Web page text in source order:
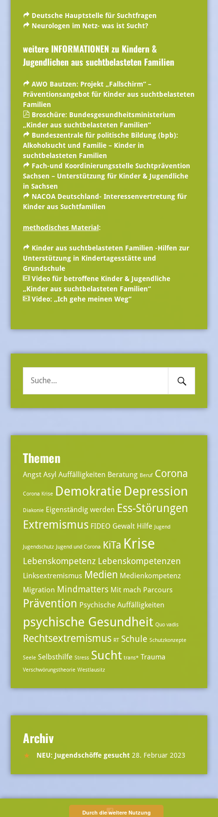
Deutsche Hauptstelle für Suchtfragen
Neurologen im Netz- was ist Sucht?
weitere INFORMATIONEN zu Kindern &
Jugendlichen aus suchtbelasteten Familien
AWO Bautzen: Projekt „Fallschirm“ –
Präventionsangebot für Kinder aus suchtbelasteten
Familien
Broschüre: Bundesgesundheitsministerium
„Kinder aus suchtbelasteten Familien“
Bundeszentrale für politische Bildung (bpb):
Alkoholsucht und Familie – Kinder in
suchtbelasteten Familien
Fach-und Koordinierungsstelle Suchtprävention
Sachsen – Unterstützung für Kinder & Jugendliche
in Sachsen
NACOA Deutschland- Interessenvertretung für
Kinder aus Suchtfamilien
methodisches Material :
Kinder aus suchtbelasteten Familien -Hilfen zur
Unterstützung in Kindertagesstätte und
Grundschule
Video für betroffene Kinder & Jugendliche
„Kinder aus suchtbelasteten Familien“
Video: „Ich gehe meinen Weg“
Suche
Search
Submit
Themen
Angst Asyl Auffälligkeiten Beratung Beruf Corona
Corona Krise Demokratie Depression
Diakonie Eigenständig werden Ess-Störungen
Extremismus FIDEO Gewalt Hilfe Jugend
Jugendschutz Jugend und Corona KiTa Krise
Lebenskompetenz Lebenskompetenzen
Linksextremismus Medien Medienkompetenz
Migration Mindmatters Mit mach Parcours
Prävention Psychische Auffälligkeiten
psychische Gesundheit Quo vadis
Rechtsextremismus RT Schule Schutzkonzepte
Seele Selbsthilfe Stress Sucht trans* Trauma
Verschwörungstheorie Westlausitz
Archiv
NEU: Jugendschöffe gesucht 28. Februar 2023
Menüeintrag
Durch die weitere Nutzung